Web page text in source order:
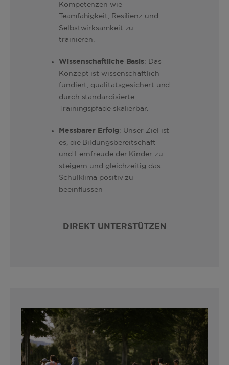
Kompetenzen wie
Teamfähigkeit, Resilienz und
Selbstwirksamkeit zu
trainieren.
Wissenschaftliche Basis: Das
Konzept ist wissenschaftlich
fundiert, qualitätsgesichert und
durch standardisierte
Trainingspfade skalierbar.
Messbarer Erfolg: Unser Ziel ist
es, die Bildungsbereitschaft
und Lernfreude der Kinder zu
steigern und gleichzeitig das
Schulklima positiv zu
beeinflussen
DIREKT UNTERSTÜTZEN